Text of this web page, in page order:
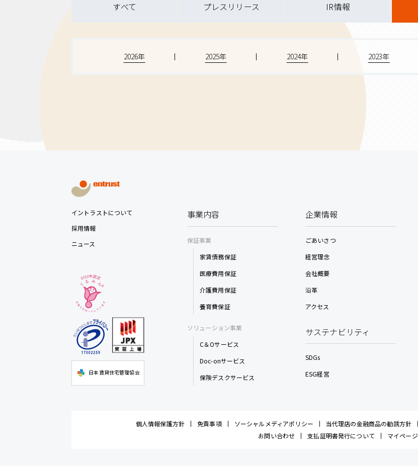
すべて プレスリリース IR情報
2026年 2025年 2024年 2023年
イントラストについて
採用情報
ニュース
日本賃貸住宅管理協会
事業内容
保証事業
家賃債務保証
医療費用保証
介護費用保証
養育費保証
ソリューション事業
C＆Oサービス
Doc-onサービス
保険デスクサービス
企業情報
ごあいさつ
経営理念
会社概要
沿革
アクセス
サステナビリティ
SDGs
ESG経営
個人情報保護方針 免責事項 ソーシャルメディアポリシー 当代理店の金融商品の勧誘方針
お問い合わせ
支払証明書発行について マイページ